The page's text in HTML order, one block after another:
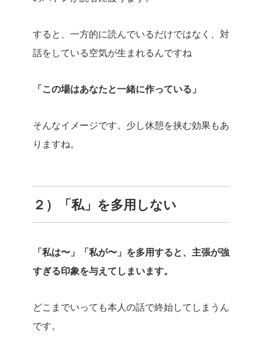
すると、一方的に読んでいるだけではなく、対
話をしている空気が生まれるんですね
「この場はあなたと一緒に作っている」
そんなイメージです。少し休憩を挟む効果もあ
りますね。
２）「私」を多用しない
「私は〜」「私が〜」を多用すると、主張が強
すぎる印象を与えてしまいます。
どこまでいっても本人の話で終始してしまうん
です。